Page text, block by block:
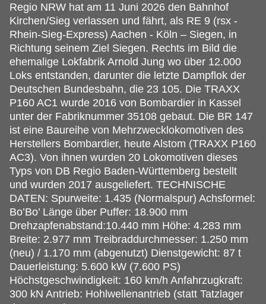
Regio NRW hat am 11 Juni 2026 den Bahnhof
Kirchen/Sieg verlassen und fährt, als RE 9 (rsx -
Rhein-Sieg-Express) Aachen - Köln – Siegen, in
Richtung seinem Ziel Siegen. Rechts im Bild die
ehemalige Lokfabrik Arnold Jung wo über 12.000
Loks entstanden, darunter die letzte Dampflok der
Deutschen Bundesbahn, die 23 105. Die TRAXX
P160 AC1 wurde 2016 von Bombardier in Kassel
unter der Fabriknummer 35108 gebaut. Die BR 147
ist eine Baureihe von Mehrzwecklokomotiven des
Herstellers Bombardier, heute Alstom (TRAXX P160
AC3). Von ihnen wurden 20 Lokomotiven dieses
Typs von DB Regio Baden-Württemberg bestellt
und wurden 2017 ausgeliefert. TECHNISCHE
DATEN: Spurweite: 1.435 (Normalspur) Achsformel:
Bo’Bo’ Länge über Puffer: 18.900 mm
Drehzapfenabstand:10.440 mm Höhe: 4.283 mm
Breite: 2.977 mm Treibraddurchmesser: 1.250 mm
(neu) / 1.170 mm (abgenutzt) Dienstgewicht: 87 t
Dauerleistung: 5.600 kW (7.600 PS)
Höchstgeschwindigkeit: 160 km/h Anfahrzugkraft:
300 kN Antrieb: Hohlwellenantrieb (statt Tatzlager